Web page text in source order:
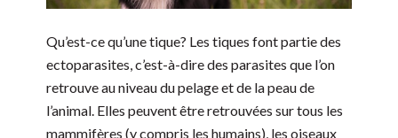
Qu’est-ce qu’une tique? Les tiques font partie des
ectoparasites, c’est-à-dire des parasites que l’on
retrouve au niveau du pelage et de la peau de
l’animal. Elles peuvent être retrouvées sur tous les
mammifères (y compris les humains), les oiseaux